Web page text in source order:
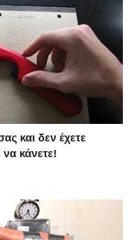
και δεν έχετε
να κάνετε!